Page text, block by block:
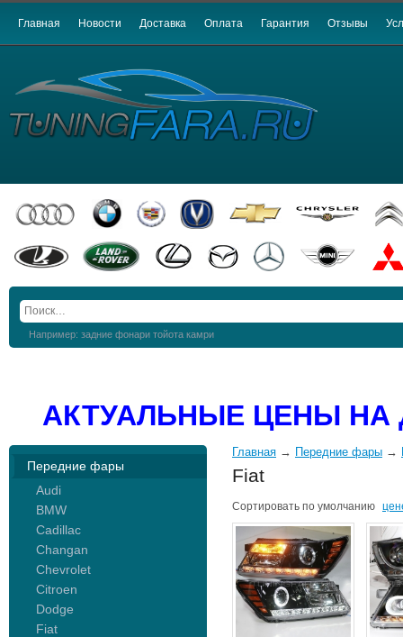
Главная Новости Доставка Оплата Гарантия Отзывы
Например: задние фонари тойота камри
АКТУАЛЬНЫЕ ЦЕНЫ
Передние фары
Audi
BMW
Cadillac
Changan
Chevrolet
Citroen
Dodge
Fiat
Главная → Передние фары →
Fiat
Сортировать по умолчанию